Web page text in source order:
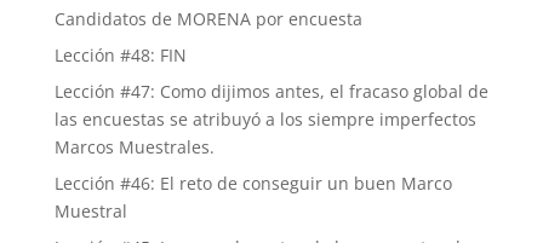
Candidatos de MORENA por encuesta
Lección #48: FIN
Lección #47: Como dijimos antes, el fracaso global de
las encuestas se atribuyó a los siempre imperfectos
Marcos Muestrales.
Lección #46: El reto de conseguir un buen Marco
Muestral